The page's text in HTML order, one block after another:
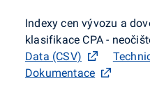
Indexy cen vývozu a
klasifikace CPA -
Data (CSV)
Dokumentace